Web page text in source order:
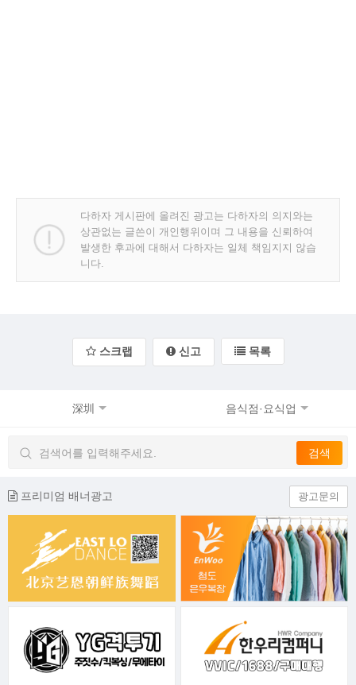
다하자 게시판에 올려진 광고는 다하자의 의지와는
상관없는 글쓴이 개인행위이며 그 내용을 신뢰하여
발생한 후과에 대해서 다하자는 일체 책임지지 않습
니다.
스크랩 신고 목록
深圳 음식점·요식업
프리미엄 배너광고 광고문의